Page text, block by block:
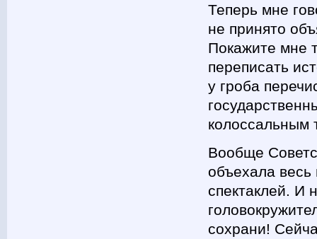
Теперь мне
не принято
Покажите мне
переписать
у гроба
колоссальным
Вообще
объехала
спектаклей. И
сохрани!